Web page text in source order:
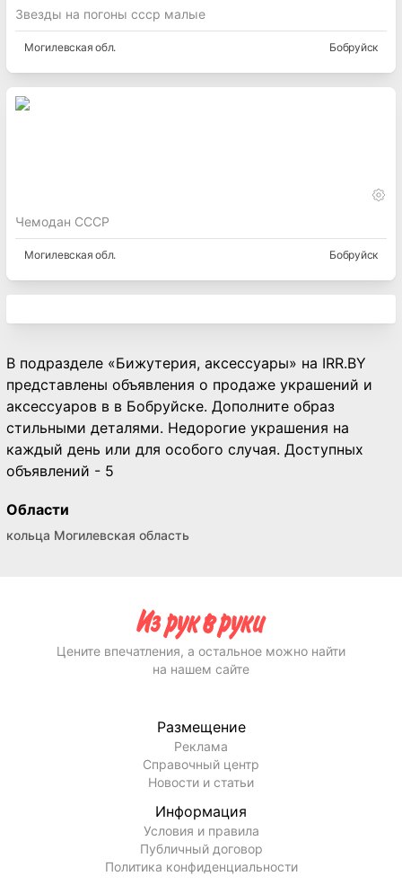
Звезды на погоны ссср малые
Могилевская обл. Бобруйск
Чемодан СССР
Могилевская обл. Бобруйск
В подразделе «Бижутерия, аксессуары» на IRR.BY
представлены объявления о продаже украшений и
аксессуаров в в Бобруйске. Дополните образ
стильными деталями. Недорогие украшения на
каждый день или для особого случая. Доступных
объявлений - 5
Области
кольца Могилевская область
Цените впечатления, а остальное можно найти
на нашем сайте
Размещение
Реклама
Справочный центр
Новости и статьи
Информация
Условия и правила
Публичный договор
Политика конфиденциальности